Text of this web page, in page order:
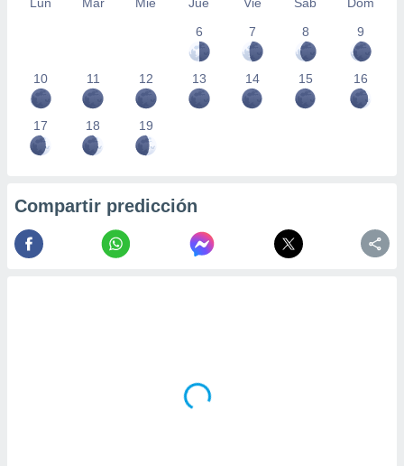
6
7 8 9
10 11 12 13 14 15 16
17 18 19
Compartir predicción